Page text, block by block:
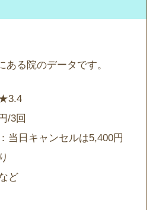
る院のデータです。
/3回
当日キャンセルは5,400円
ど